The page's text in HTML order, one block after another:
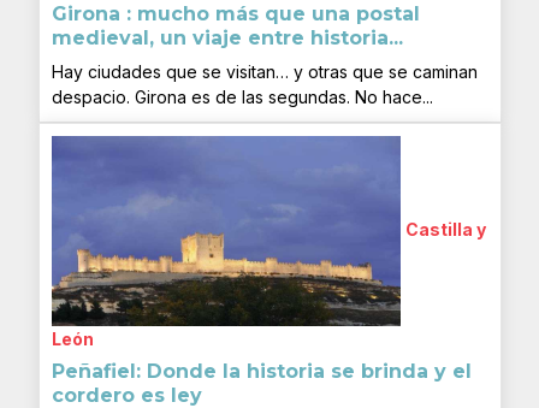
Girona : mucho más que una postal
medieval, un viaje entre historia...
Hay ciudades que se visitan… y otras que se caminan
despacio. Girona es de las segundas. No hace...
Castilla y
León
Peñafiel: Donde la historia se brinda y el
cordero es ley